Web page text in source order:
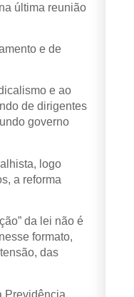
última reunião
e de
e ao
de dirigentes
governo
logo
a reforma
da lei não é
formato,
das
Previdência,